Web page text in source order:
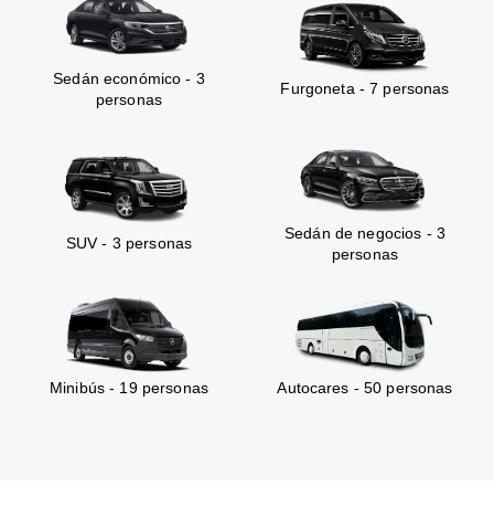
Sedán económico - 3
personas
Furgoneta - 7 personas
SUV - 3 personas
Sedán de negocios - 3
personas
Minibús - 19 personas Autocares - 50 personas